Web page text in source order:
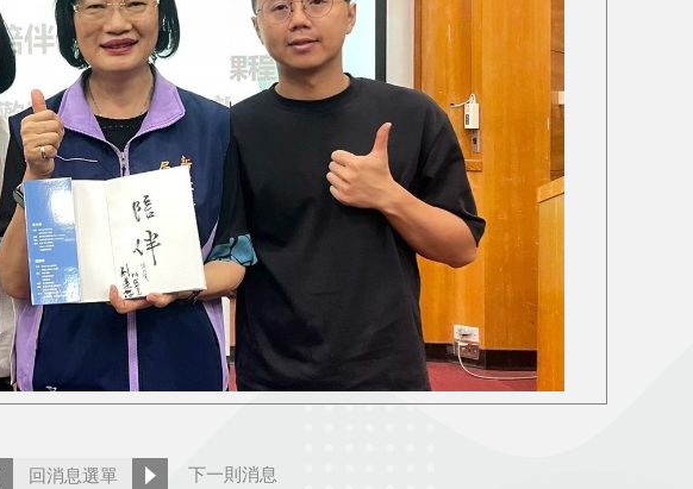
回消息選單 下一則消息